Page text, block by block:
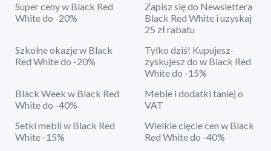
Super ceny w Black Red
White do -20%
Zapisz się do Newslettera
Black Red White i uzyskaj
25 zł rabatu
Szkolne okazje w Black
Red White do -20%
Tylko dziś! Kupujesz-
zyskujesz do w Black Red
White do -15%
Black Week w Black Red
White do -40%
Meble i dodatki taniej o
VAT
Setki mebli w Black Red
White -15%
Wielkie cięcie cen w Black
Red White do -40%